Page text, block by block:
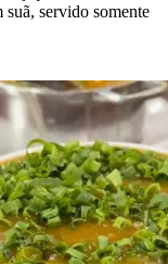
servido somente